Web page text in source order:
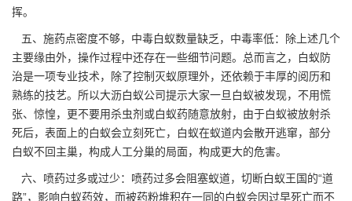
挥。
五、施药点密度不够，中毒白蚁数量缺乏，中毒率低：除上述几个
主要缘由外，操作过程中还存在一些细节问题。总而言之，白蚁防
治是一项专业技术，除了控制灭蚁原理外，还依赖于丰厚的阅历和
熟练的技艺。所以大沥白蚁公司提示大家一旦白蚁被发现，不用慌
张、惊惶，更不要用杀虫剂或白蚁药随意放射，由于白蚁被放射杀
死后，表面上的白蚁会立刻死亡，白蚁在蚁道内会散开逃窜，部分
白蚁不回主巢，构成人工分巢的局面，构成更大的危害。
六、喷药过多或过少：喷药过多会阻塞蚁道，切断白蚁王国的“道
路”，影响白蚁药效，而被药粉堆积在一同的白蚁会因过早死亡而不